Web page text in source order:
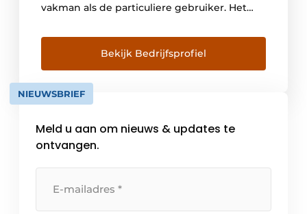
vakman als de particuliere gebruiker. Het
1966 door Vic Swerts werd opgericht, is
inmiddels uitgegroeid tot een internationale
speler en expert in chemische
bouwspecialiteiten. De groep heeft 19
productievestigingen in 5 werelddelen, […]
Bekijk Bedrijfsprofiel
NIEUWSBRIEF
Meld u aan om nieuws & updates te
ontvangen.